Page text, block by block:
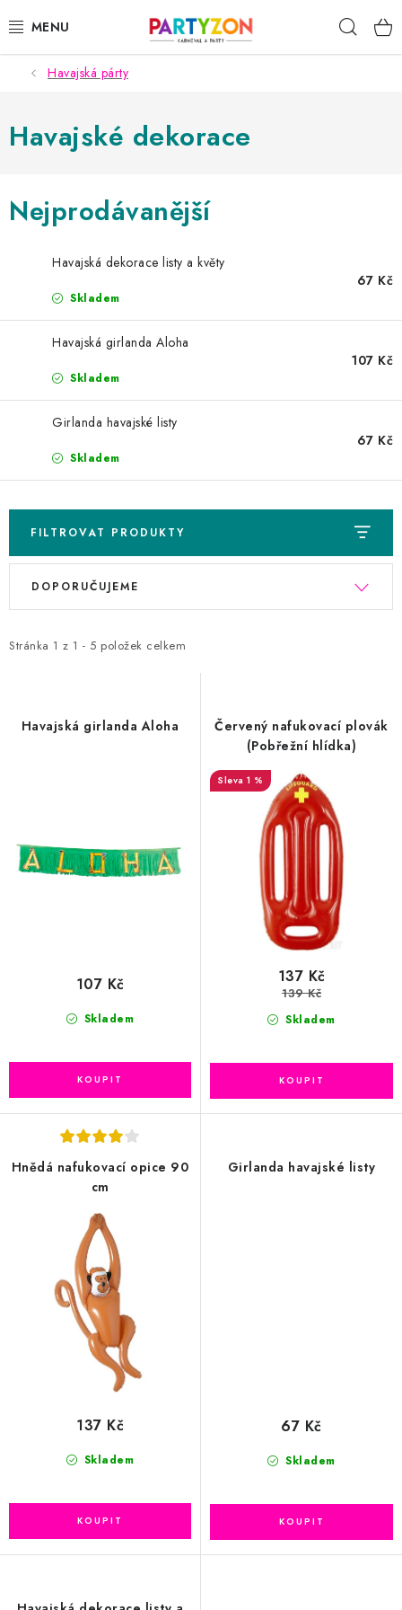
na
KARNEVALOVÉ MASKY
KARNEVALOVÉ KOSTÝMY
PÁRTY PODLE TÉMAT
DEKORACE A VÝZDOBA
AKCE A SLEVY
Náš příběh Nejčastější otázky a odpovědi
Doprava a poštovné
Vrácení a reklamace
Obchodní podmínky
Podmínky ochrany osobních údajů
Havajská párty
Havajské dekorace
Nejprodávanější
Havajská dekorace listy a květy
Skladem
67 Kč
Havajská girlanda Aloha
Skladem
107 Kč
Girlanda havajské listy
Skladem
67 Kč
FILTROVAT PRODUKTY
ý
p
p
u
k
Stránka 1 z 1 - 5 položek celkem
a
z
d
u
DOPORUČUJEME
Havajská girlanda Aloha
Skladem
107 Kč
Červený nafukovací plovák
(Pobřežní hlídka)
1 %
Skladem
137 Kč
139 Kč
Hnědá nafukovací opice 90
cm
Skladem
137 Kč
Girlanda havajské listy
Skladem
67 Kč